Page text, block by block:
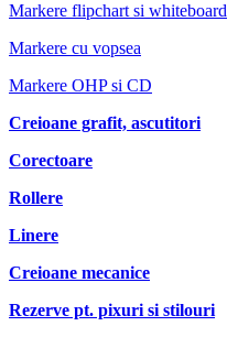
Markere flipchart si whiteboard
Markere cu vopsea
Markere OHP si CD
Creioane grafit, ascutitori
Corectoare
Rollere
Linere
Creioane mecanice
Rezerve pt. pixuri si stilouri